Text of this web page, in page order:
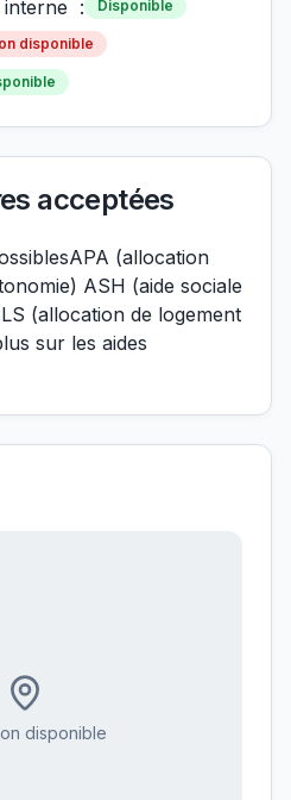
interne : Disponible
disponible
acceptées
(allocation
ASH (aide sociale
(allocation de logement
sur les aides
disponible